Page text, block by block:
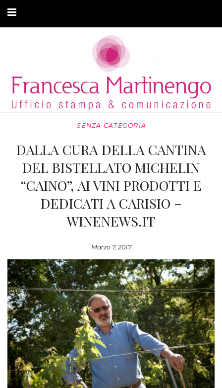
ARTICOLI
MODA ADATTIVA
PRIVACY
SENZA CATEGORIA
DALLA CURA DELLA CANTINA
DEL BISTELLATO MICHELIN
“CAINO”, AI VINI PRODOTTI E
DEDICATI A CARISIO –
WINENEWS.IT
Marzo 7, 2017